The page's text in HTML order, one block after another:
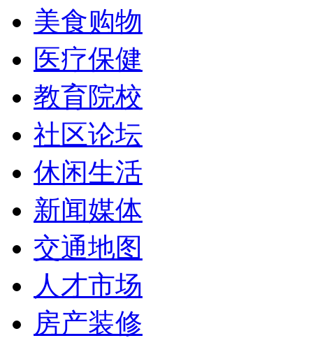
美食购物
医疗保健
教育院校
社区论坛
休闲生活
新闻媒体
交通地图
人才市场
房产装修